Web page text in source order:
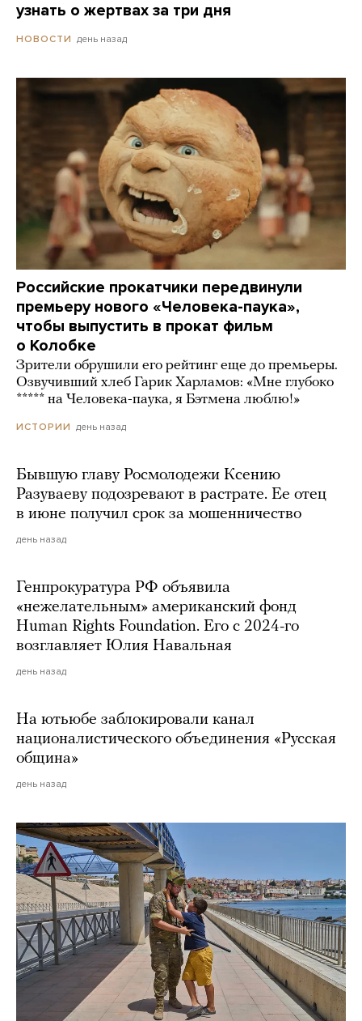
узнать о жертвах за три дня
НОВОСТИ день назад
Российские прокатчики передвинули
премьеру нового «Человека-паука»,
чтобы выпустить в прокат фильм
о Колобке
Зрители обрушили его рейтинг еще до премьеры.
Озвучивший хлеб Гарик Харламов: «Мне глубоко
***** на Человека-паука, я Бэтмена люблю!»
ИСТОРИИ день назад
Бывшую главу Росмолодежи Ксению
Разуваеву подозревают в растрате. Ее отец
в июне получил срок за мошенничество
день назад
Генпрокуратура РФ объявила
«нежелательным» американский фонд
Human Rights Foundation. Его с 2024-го
возглавляет Юлия Навальная
день назад
На ютьюбе заблокировали канал
националистического объединения «Русская
община»
день назад